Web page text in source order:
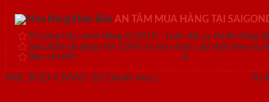
AN TÂM MUA HÀNG TẠI
Thương hiệu danh tiếng từ 2010 - Luôn đặt uy tín lên hàng
Sản phẩm đa dạng mới 100% và luôn được cập nhật theo xu
Xem chi tiết:
&
Mã: SGD-CNVG-35 Danh mục: Từ